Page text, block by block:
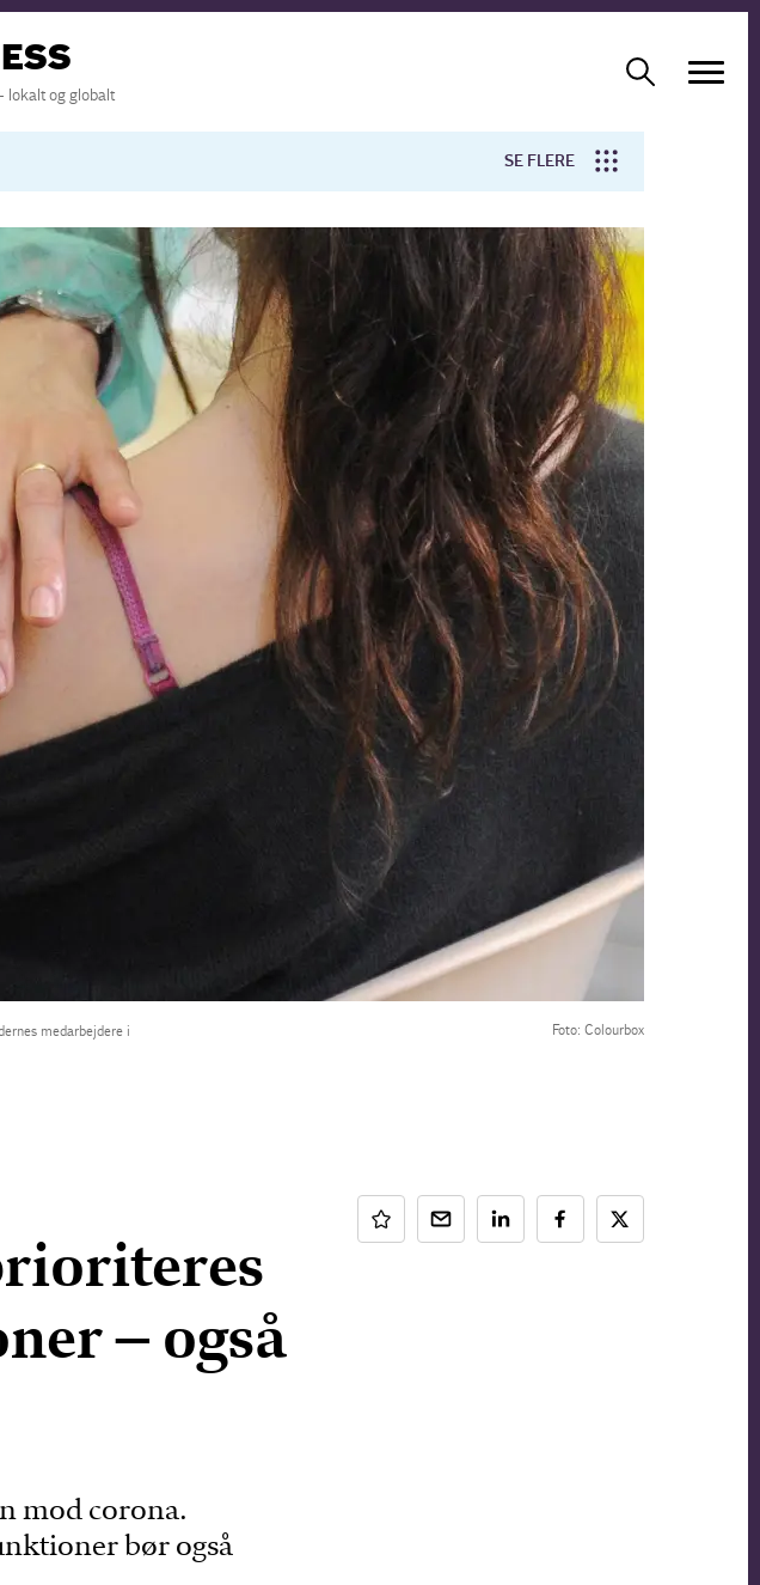
lokalt og globalt
SE FLERE
økonomi Arbejdsmiljø
Forskning
medarbejdere i
Foto: Colourbox
– også
mod corona.
bør også